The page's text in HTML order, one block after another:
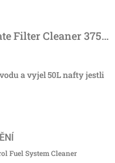
hvězdiček.
JLM Diesel Particulate Filter Cleaner 375ml - účinný čistič DPF
hvězdiček.
a vyjel 50L nafty jestli
Fuel System Cleaner